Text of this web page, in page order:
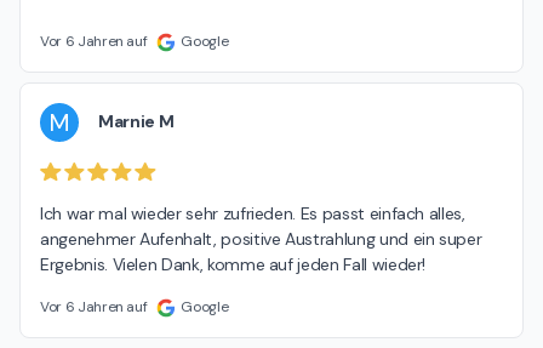
Vor 6 Jahren auf Google
M Marnie M
Ich war mal wieder sehr zufrieden. Es passt einfach alles,
angenehmer Aufenhalt, positive Austrahlung und ein super
Ergebnis. Vielen Dank, komme auf jeden Fall wieder!
Vor 6 Jahren auf Google